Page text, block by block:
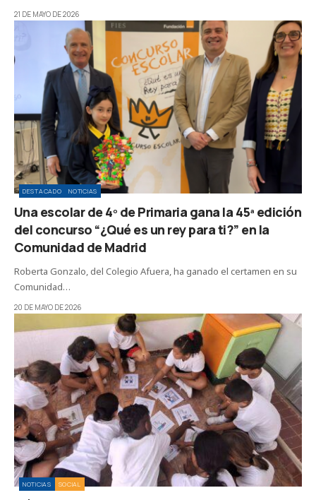
21 DE MAYO DE 2026
DESTACADO NOTICIAS
Una escolar de 4º de Primaria gana la 45ª edición
del concurso “¿Qué es un rey para ti?” en la
Comunidad de Madrid
Roberta Gonzalo, del Colegio Afuera, ha ganado el certamen en su
Comunidad…
20 DE MAYO DE 2026
NOTICIAS SOCIAL